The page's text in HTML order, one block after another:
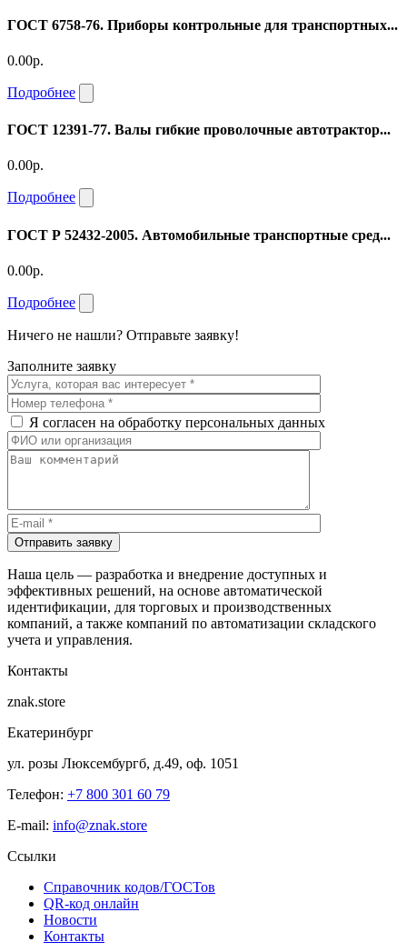
ГОСТ 6758-76. Приборы контрольные для транспортных...
0.00р.
Подробнее
ГОСТ 12391-77. Валы гибкие проволочные автотрактор...
0.00р.
Подробнее
ГОСТ Р 52432-2005. Автомобильные транспортные сред...
0.00р.
Подробнее
Ничего не нашли? Отправьте заявку!
Заполните заявку
Я согласен на обработку персональных данных
Отправить заявку
Наша цель — разработка и внедрение доступных и
эффективных решений, на основе автоматической
идентификации, для торговых и производственных
компаний, а также компаний по автоматизации складского
учета и управления.
Контакты
znak.store
Екатеринбург
ул. розы Люксембургб, д.49, оф. 1051
Телефон: +7 800 301 60 79
E-mail: info@znak.store
Ссылки
Справочник кодов/ГОСТов
QR-код онлайн
Новости
Контакты